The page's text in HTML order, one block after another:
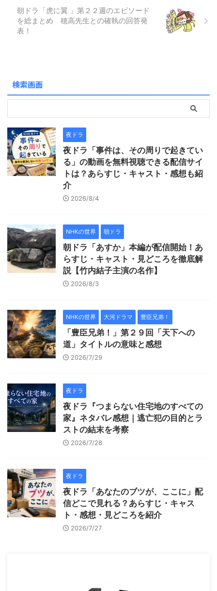
い！ どんなキャストが出演し
ているか知りたい！ どこで見
れるのか視聴方法を知りた
見放 ...
朝ドラ「虎に翼 」第２２週のエピソード
を総まとめ 穂高先生との確執の回答発
表！
検索画面
夜ドラ
夜ドラ「事件は、その周りで起きてい
る」の動画を無料視聴できる配信サイ
トは？あらすじ・キャスト・感想も紹
介
2026/8/4
NHKの世界 朝ドラ
朝ドラ「あすか」本編が配信開始！あ
らすじ・キャスト・見どころを徹底解
説【竹内結子主演の名作】
2026/8/3
NHKの世界 大河ドラマ 豊臣兄弟！
「豊臣兄弟！」第２９回「天下への
道」タイトルの意味と感想
2026/7/29
夜ドラ
夜ドラ『つまらない住宅地のすべての
家』ネタバレ感想｜逃亡犯の目的とラ
ストの結末を考察
2026/7/28
夜ドラ
夜ドラ「あなたのブツが、ここに」配
信どこで見れる？あらすじ・キャス
ト・感想・見どころを紹介
2026/7/27